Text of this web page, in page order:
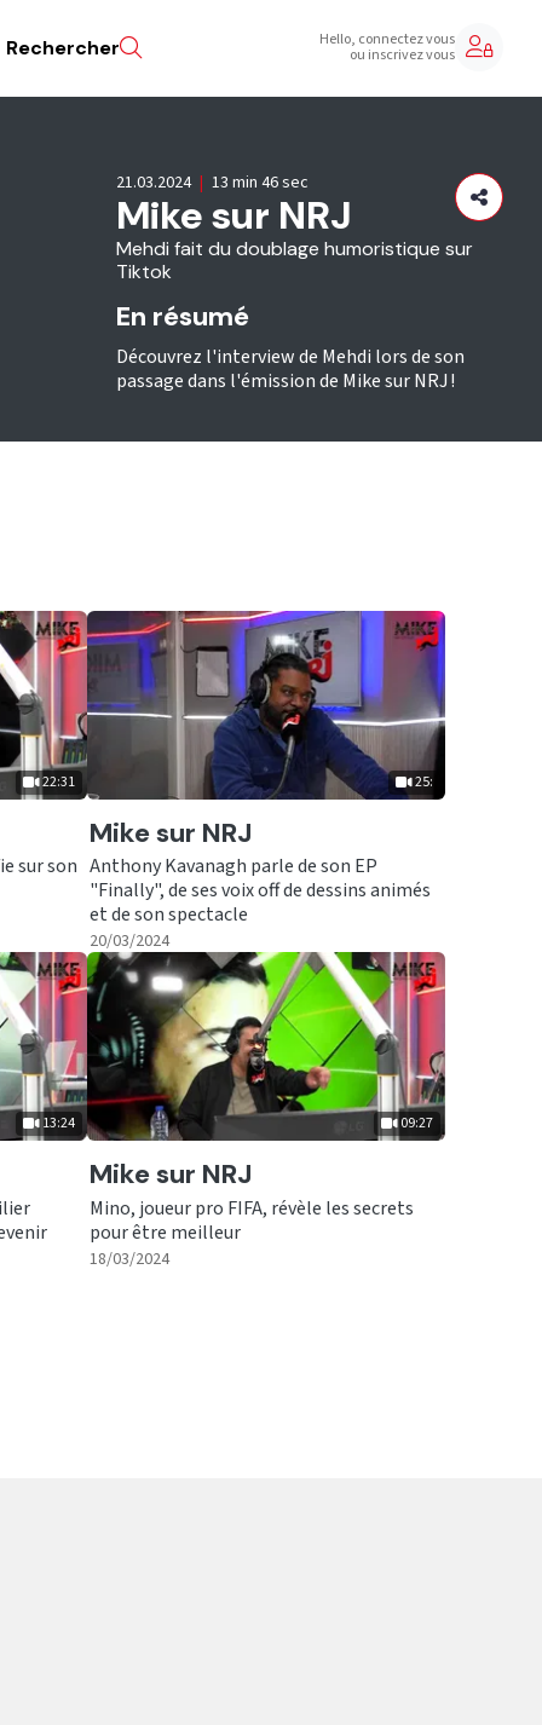
Rechercher Hello, connectez vous
ou inscrivez vous
Mike sur NRJ
Mehdi fait du doublage humoristique sur
Tiktok
21.03.2024 | 13 min 46 sec
En résumé
Découvrez l'interview de Mehdi lors de son
passage dans l'émission de Mike sur NRJ !
22:31
sur son
25:
Ecouter
Mike sur NRJ
Anthony Kavanagh parle de son EP
"Finally", de ses voix off de dessins animés
et de son spectacle
20/03/2024
13:24 09:27
Ecouter
Mike sur NRJ
Mino, joueur pro FIFA, révèle les secrets
pour être meilleur
18/03/2024